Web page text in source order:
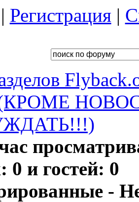
| Регистрация|
(КРОМЕ
и гостей: 0
-